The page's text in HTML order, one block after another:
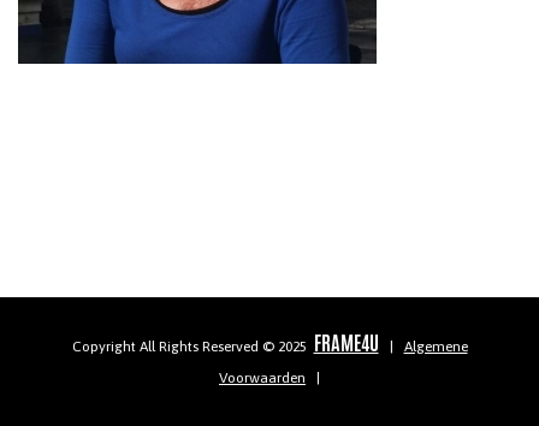
Copyright All Rights Reserved © 2025 FRAME4U
Algemene
Voorwaarden